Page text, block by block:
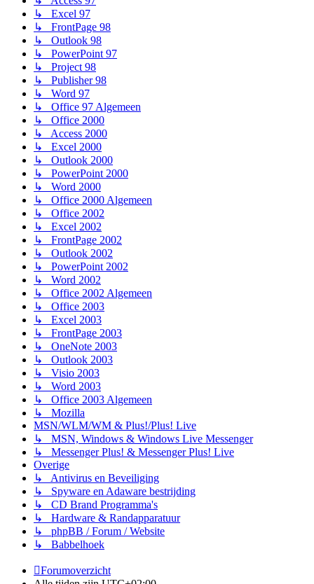
↳ Excel 97
↳ FrontPage 98
↳ Outlook 98
↳ PowerPoint 97
↳ Project 98
↳ Publisher 98
↳ Word 97
↳ Office 97 Algemeen
↳ Office 2000
↳ Access 2000
↳ Excel 2000
↳ Outlook 2000
↳ PowerPoint 2000
↳ Word 2000
↳ Office 2000 Algemeen
↳ Office 2002
↳ Excel 2002
↳ FrontPage 2002
↳ Outlook 2002
↳ PowerPoint 2002
↳ Word 2002
↳ Office 2002 Algemeen
↳ Office 2003
↳ Excel 2003
↳ FrontPage 2003
↳ OneNote 2003
↳ Outlook 2003
↳ Visio 2003
↳ Word 2003
↳ Office 2003 Algemeen
↳ Mozilla
MSN/WLM/WM & Plus!/Plus! Live
↳ MSN, Windows & Windows Live Messenger
↳ Messenger Plus! & Messenger Plus! Live
Overige
↳ Antivirus en Beveiliging
↳ Spyware en Adaware bestrijding
↳ CD Brand Programma's
↳ Hardware & Randapparatuur
↳ phpBB / Forum / Website
↳ Babbelhoek
Forumoverzicht